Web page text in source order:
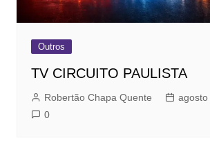
Outros
TV CIRCUITO PAULISTA
Robertão Chapa Quente
agosto
0